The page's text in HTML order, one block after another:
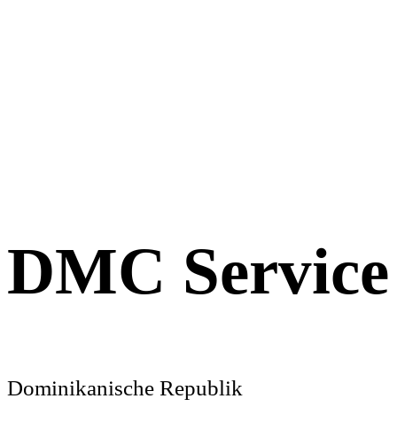
DMC Service
Dominikanische Republik